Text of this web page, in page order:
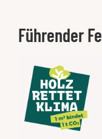
Führender